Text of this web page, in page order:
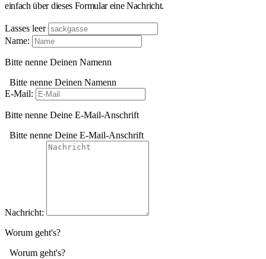
einfach über dieses Formular eine Nachricht.
Lasses leer
Name:
Bitte nenne Deinen Namenn
Bitte nenne Deinen Namenn
E-Mail:
Bitte nenne Deine E-Mail-Anschrift
Bitte nenne Deine E-Mail-Anschrift
Nachricht:
Worum geht's?
Worum geht's?